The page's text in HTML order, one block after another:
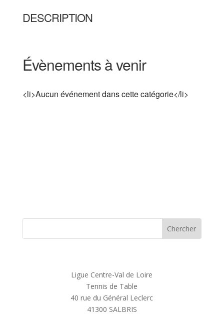
DESCRIPTION
Évènements à venir
<li>Aucun événement dans cette catégorie</li>
Ligue Centre-Val de Loire
Tennis de Table
40 rue du Général Leclerc
41300 SALBRIS